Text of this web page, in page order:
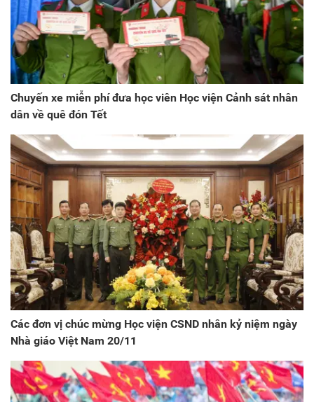
Chuyến xe miễn phí đưa học viên Học viện Cảnh sát nhân
dân về quê đón Tết
Các đơn vị chúc mừng Học viện CSND nhân kỷ niệm ngày
Nhà giáo Việt Nam 20/11